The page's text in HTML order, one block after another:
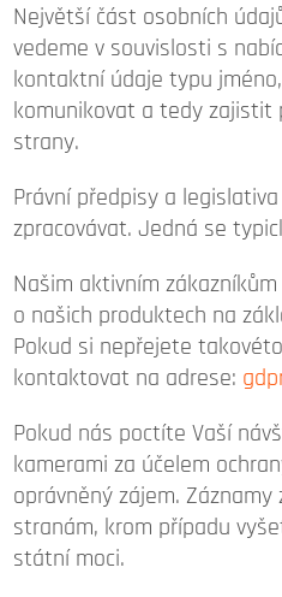
Největší část osobních
vedeme v souvislosti s
kontaktní údaje typu
komunikovat a tedy zajistit
strany.
Právní předpisy a
zpracovávat. Jedná se
Našim aktivním
o našich produktech na
Pokud si nepřejete
kontaktovat na adrese:
Pokud nás poctíte Vaší
kamerami za účelem
oprávněný zájem.
stranám, krom případu
státní moci.